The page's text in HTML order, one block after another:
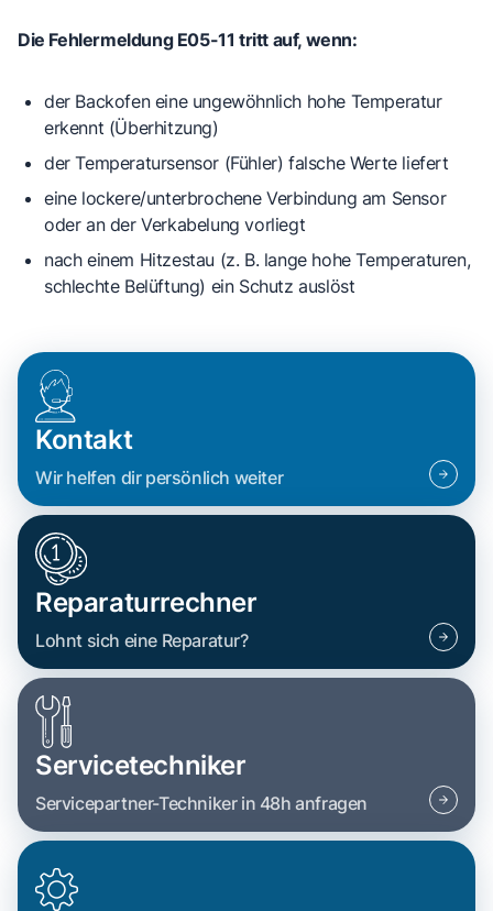
Die Fehlermeldung E05-11 tritt auf, wenn:
der Backofen eine ungewöhnlich hohe Temperatur
erkennt (Überhitzung)
derTemperatursensor (Fühler) falsche Werte liefert
eine lockere/unterbrochene Verbindung am Sensor
oder an der Verkabelung vorliegt
nach einem Hitzestau (z. B. lange hohe Temperaturen,
schlechte Belüftung) ein Schutz auslöst
Kontakt
Wir helfen dir persönlich weiter
Reparaturrechner
Lohnt sich eine Reparatur?
Servicetechniker
Servicepartner-Techniker in 48h anfragen